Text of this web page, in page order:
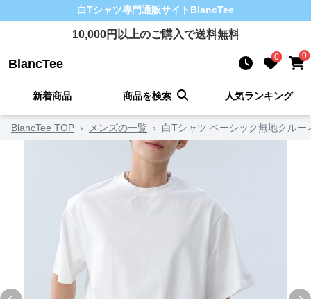
白Tシャツ専門通販サイト BlancTee
10,000円以上のご購入で送料無料
BlancTee 0 0
新着商品 商品を検索 人気ランキング
BlancTee TOP › メンズの一覧 › 白Tシャツ ベーシック無地クルー